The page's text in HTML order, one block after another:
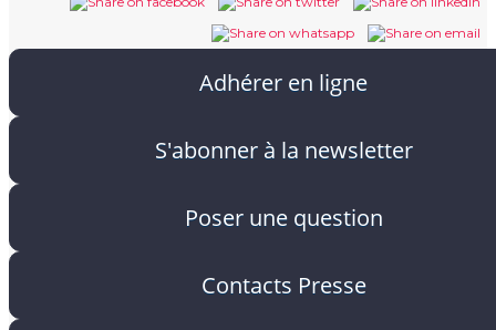
Adhérer en ligne
S'abonner à la newsletter
Poser une question
Contacts Presse